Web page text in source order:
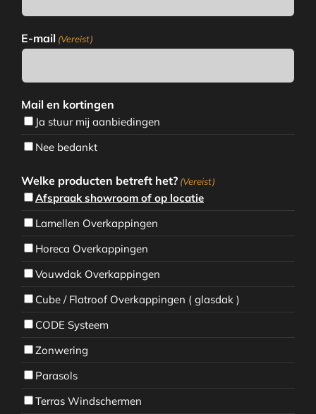
E-mail (Vereist)
Mail en kortingen
Ja stuur mij aanbiedingen
Nee bedankt
Welke producten betreft het? (Vereist)
Afspraak showroom of op locatie
Lamellen Overkappingen
Horeca Overkappingen
Vouwdak Overkappingen
Cube / Flatroof Overkappingen ( glasdak )
CODE Systeem
Zonwering
Parasols
Terras Windschermen